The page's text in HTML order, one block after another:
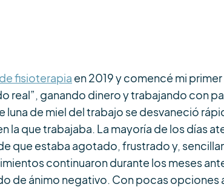
fisioterapia en 2019 y comencé mi
real”, ganando dinero y trabajando con
luna de miel del trabajo se desvaneció
la que trabajaba. La mayoría de los días
que estaba agotado, frustrado y,
continuaron durante los meses
de ánimo negativo. Con pocas opciones